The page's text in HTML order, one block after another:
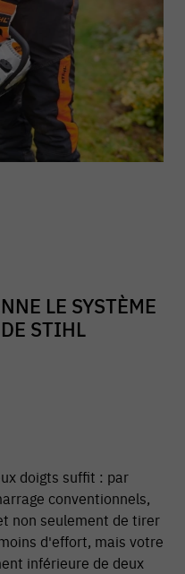
LE SYSTÈME
STIHL
doigts suffit : par
conventionnels,
non seulement de tirer
d'effort, mais votre
inférieure de deux